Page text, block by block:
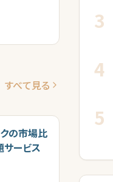
すべて見る
の市場比
ービス
3
4
5